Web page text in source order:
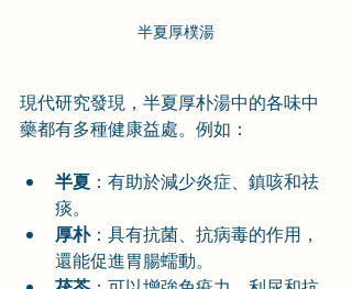
半夏厚樸湯
現代研究發現，半夏厚朴湯中的各味中
藥都有多種健康益處。例如：
半夏 ：有助於減少炎症、鎮咳和祛
痰。
厚朴：具有抗菌、抗病毒的作用，
還能促進胃腸蠕動。